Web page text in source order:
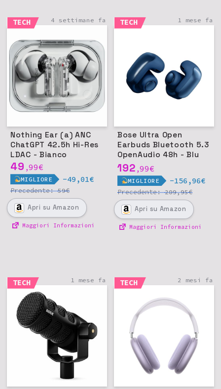
TECH 4 settimane fa
Nothing Ear (a) ANC
ChatGPT 42.5h Hi-Res
LDAC - Bianco
49 ,99€
MIGLIORE -49,01€
Precedente:59€
Apri su Amazon
Maggiori Informazioni
TECH 1 mese fa
Bose Ultra Open
Earbuds Bluetooth 5.3
OpenAudio 48h - Blu
Lunare
192 ,99€
MIGLIORE -156,96€
Precedente:209,95€
Apri su Amazon
Maggiori Informazioni
TECH 1 mese fa TECH 2 mesi fa